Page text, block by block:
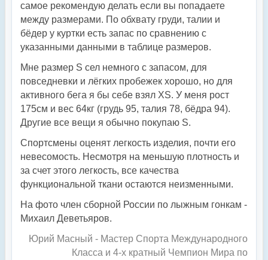
самое рекомендую делать если вы попадаете
между размерами. По обхвату груди, талии и
бёдер у куртки есть запас по сравнению с
указанными данными в таблице размеров.
Мне размер S сел немного с запасом, для
повседневки и лёгких пробежек хорошо, но для
активного бега я бы себе взял XS. У меня рост
175см и вес 64кг (грудь 95, талия 78, бёдра 94).
Другие все вещи я обычно покупаю S.
Спортсмены оценят легкость изделия, почти его
невесомость. Несмотря на меньшую плотность и
за счет этого легкость, все качества
функциональной ткани остаются неизменными.
На фото член сборной России по лыжным гонкам -
Михаил Деветьяров.
Юрий Масный - Мастер Спорта Международного
Класса и 4-х кратный Чемпион Мира по